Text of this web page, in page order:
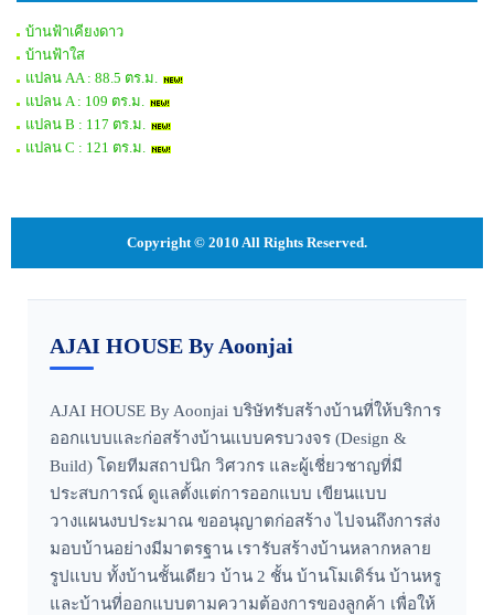
บ้านฟ้าเคียงดาว
บ้านฟ้าใส
แปลน AA : 88.5 ตร.ม.
แปลน A : 109 ตร.ม.
แปลน B : 117 ตร.ม.
แปลน C : 121 ตร.ม.
Copyright © 2010 All Rights Reserved.
AJAI HOUSE By Aoonjai
AJAI HOUSE By Aoonjai บริษัทรับสร้างบ้านที่ให้บริการ
ออกแบบและก่อสร้างบ้านแบบครบวงจร (Design &
Build) โดยทีมสถาปนิก วิศวกร และผู้เชี่ยวชาญที่มี
ประสบการณ์ ดูแลตั้งแต่การออกแบบ เขียนแบบ
วางแผนงบประมาณ ขออนุญาตก่อสร้าง ไปจนถึงการส่ง
มอบบ้านอย่างมีมาตรฐาน เรารับสร้างบ้านหลากหลาย
รูปแบบ ทั้งบ้านชั้นเดียว บ้าน 2 ชั้น บ้านโมเดิร์น บ้านหรู
และบ้านที่ออกแบบตามความต้องการของลูกค้า เพื่อให้